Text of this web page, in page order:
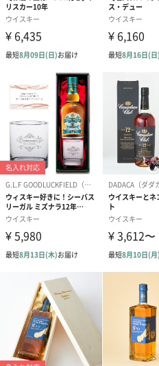
メールに記載された期日までにお
お届け希望日を優先させていただ
像のデザインにて制作を開始いた
ませ。
【修正回数の制限はある？】
修正回数の制限は設けておりませ
しかしながら、デザインの修正
をお送りしたメールに記載され
【デザイン確認後のキャンセルは
デザイン確認のメールをお送りし
ていただいております。
【購入後にやっぱりデザイン確認
ご注文後にオプションの追加は
を後から追加することもできか
【デザイン確認はどこで申し込む
購入お手続きの際にオプション